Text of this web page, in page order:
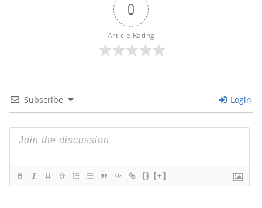
0
Article Rating
Subscribe Login
{} [+]